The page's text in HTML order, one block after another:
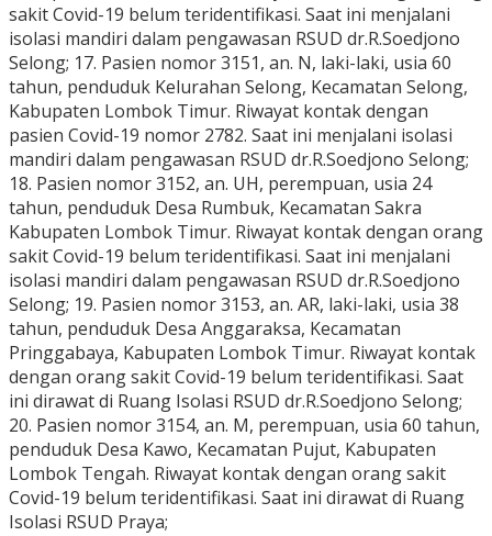
sakit Covid-19 belum teridentifikasi. Saat ini menjalani
isolasi mandiri dalam pengawasan RSUD dr.R.Soedjono
Selong; 17. Pasien nomor 3151, an. N, laki-laki, usia 60
tahun, penduduk Kelurahan Selong, Kecamatan Selong,
Kabupaten Lombok Timur. Riwayat kontak dengan
pasien Covid-19 nomor 2782. Saat ini menjalani isolasi
mandiri dalam pengawasan RSUD dr.R.Soedjono Selong;
18. Pasien nomor 3152, an. UH, perempuan, usia 24
tahun, penduduk Desa Rumbuk, Kecamatan Sakra
Kabupaten Lombok Timur. Riwayat kontak dengan orang
sakit Covid-19 belum teridentifikasi. Saat ini menjalani
isolasi mandiri dalam pengawasan RSUD dr.R.Soedjono
Selong; 19. Pasien nomor 3153, an. AR, laki-laki, usia 38
tahun, penduduk Desa Anggaraksa, Kecamatan
Pringgabaya, Kabupaten Lombok Timur. Riwayat kontak
dengan orang sakit Covid-19 belum teridentifikasi. Saat
ini dirawat di Ruang Isolasi RSUD dr.R.Soedjono Selong;
20. Pasien nomor 3154, an. M, perempuan, usia 60 tahun,
penduduk Desa Kawo, Kecamatan Pujut, Kabupaten
Lombok Tengah. Riwayat kontak dengan orang sakit
Covid-19 belum teridentifikasi. Saat ini dirawat di Ruang
Isolasi RSUD Praya;